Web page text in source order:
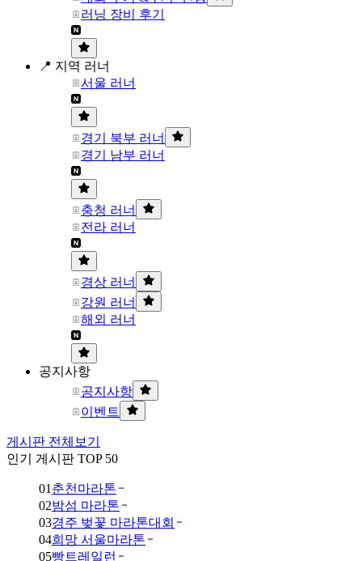
러닝 장비 후기
📍 지역 러너
서울 러너
경기 북부 러너
경기 남부 러너
충청 러너
전라 러너
경상 러너
강원 러너
해외 러너
공지사항
공지사항
이벤트
게시판 전체보기
인기 게시판 TOP 50
01 춘천마라톤
02밤섬 마라톤
03경주 벚꽃 마라톤대회
04희망 서울마라톤
05빵트레일런